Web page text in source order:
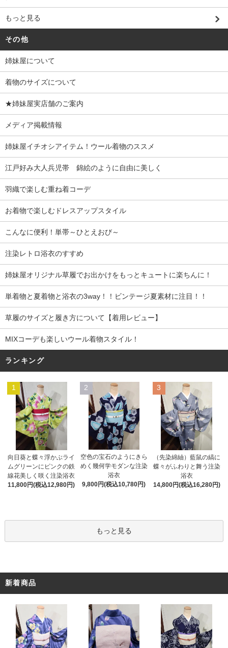
もっと見る
その他
姉妹屋について
着物のサイズについて
★姉妹屋実店舗のご案内
メディア掲載情報
姉妹屋イチオシアイテム！ウール着物のススメ
江戸好み大人兵児帯 錦絵のように自由に美しく
羽織で楽しむ重ね着コーデ
お着物で楽しむドレスアップスタイル
こんなに便利！単帯～ひとえおび～
注染レトロ浴衣のすすめ
姉妹屋オリジナル草履でお出かけをもっとキュートに楽ちんに！
単着物と夏着物と浴衣の3way！！ビンテージ夏素材に注目！！
草履のサイズと履き方について【着用レビュー】
MIXコーデも楽しいウール着物スタイル！
ランキング
1
向日葵と蝶々浮かぶライ
ムグリーンにピンクの鉄
線花美しく咲く注染浴衣
11,800円(税込12,980円)
2
空色の宝石のようにきら
めく幾何学モダンな注染
浴衣
9,800円(税込10,780円)
3
（先染綿紬）藍鼠の縞に
蝶々がふわりと舞う注染
浴衣
14,800円(税込16,280円)
もっと見る
新着商品